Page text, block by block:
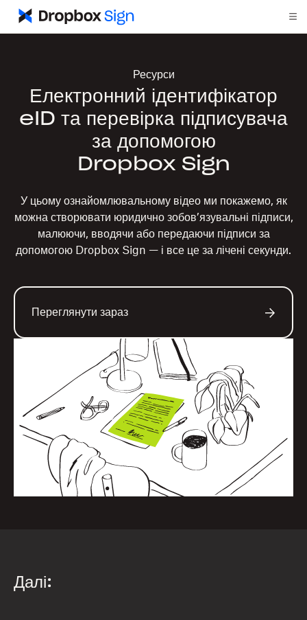
Ресурси
Електронний ідентифікатор
eID та перевірка підписувача
за допомогою
Dropbox Sign
У цьому ознайомлювальному відео ми покажемо, як
можна створювати юридично зобов’язувальні підписи,
малюючи, вводячи або передаючи підписи за
допомогою Dropbox Sign — і все це за лічені секунди.
Переглянути зараз
Далі: